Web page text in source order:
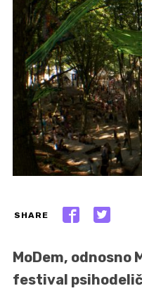
SHARE
MoDem, odnosno
festival